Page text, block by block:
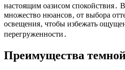
настоящим оазисом спокойствия․
множество нюансов‚ от выбора
освещения‚ чтобы избежать
перегруженности․
Преимущества